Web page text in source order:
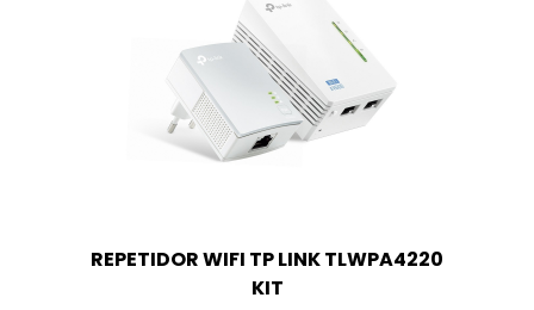
REPETIDOR WIFI TP LINK TLWPA4220
KIT